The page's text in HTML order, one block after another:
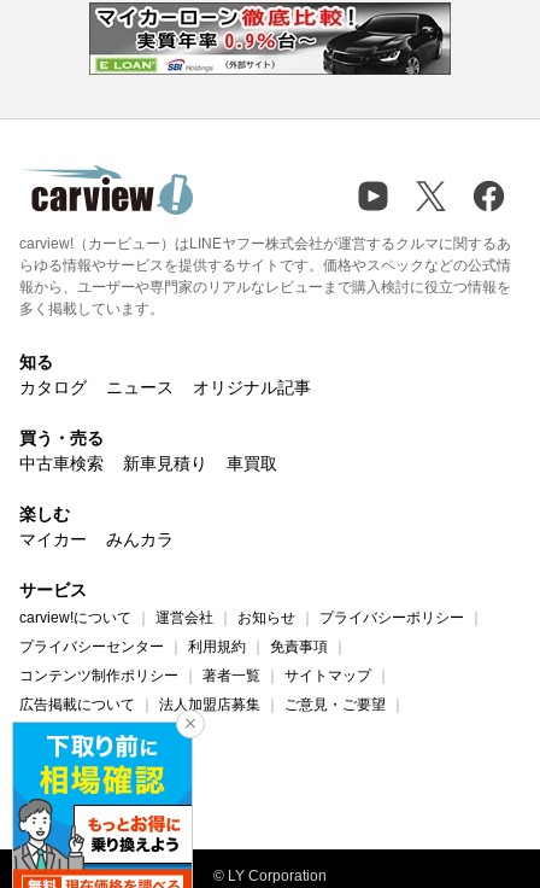
carview!（カービュー）はLINEヤフー株式会社が運営するクルマに関するあ
らゆる情報やサービスを提供するサイトです。価格やスペックなどの公式情
報から、ユーザーや専門家のリアルなレビューまで購入検討に役立つ情報を
多く掲載しています。
知る
カタログ
ニュース オリジナル記事
買う・売る
中古車検索
新車見積り 車買取
楽しむ
マイカー
みんカラ
サービス
carview!について 運営会社 お知らせ
プライバシーポリシー
プライバシーセンター
利用規約
免責事項
コンテンツ制作ポリシー
著者一覧
サイトマップ
広告掲載について
法人加盟店募集
ご意見・ご要望
ヘルプ・お問い合わせ
carview! Yahoo! JAPAN
© LY Corporation